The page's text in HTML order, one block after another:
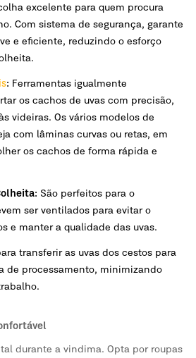
excelente para quem procura
Com sistema de segurança, garante
e eficiente, reduzindo o esforço
: Ferramentas igualmente
os cachos de uvas com precisão,
videiras. Os vários modelos de
com lâminas curvas ou retas, em
os cachos de forma rápida e
São perfeitos para o
ser ventilados para evitar o
e manter a qualidade das uvas.
transferir as uvas dos cestos para
de processamento, minimizando
durante a vindima. Opta por roupas